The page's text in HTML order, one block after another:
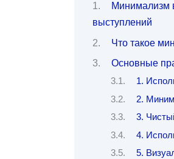
Минимализм
выступлений
Что такое
Основные
1.
2.
3.
4.
5.